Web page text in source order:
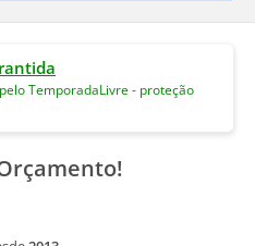
TemporadaLivre - proteção